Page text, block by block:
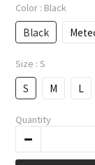
Color : Black
Black
Size : S
S M L
Quantity